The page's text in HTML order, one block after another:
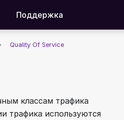
Поддержка
Quality Of Service
классам трафика
трафика используются